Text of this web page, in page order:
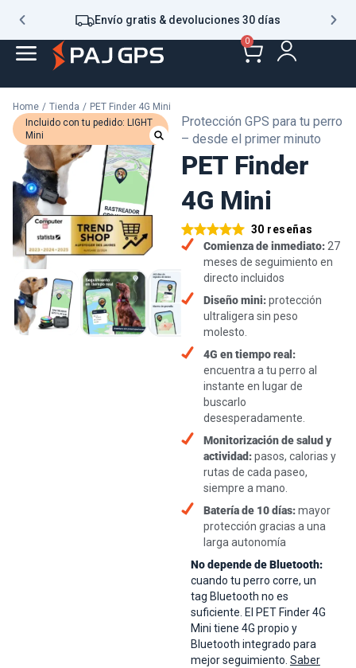
Envío gratis & devoluciones 30 días
0
Home / / PET Finder 4G Mini
Protección GPS para tu perro
– desde el primer minuto
PET Finder
4G Mini
30 reseñas
Comienza de inmediato: 27
meses de seguimiento en
directo incluidos
Diseño mini:protección
ultraligera sin peso
molesto.
4G en tiempo real:
encuentra a tu perro al
instante en lugar de
buscarlo
desesperadamente.
Monitorización de salud y
actividad:pasos, calorias y
rutas de cada paseo,
siempre a mano.
Batería de 10 días:mayor
protección gracias a una
larga autonomía
No depende de Bluetooth:
cuando tu perro corre, un
tag Bluetooth no es
suficiente. El PET Finder 4G
Mini tiene 4G propio y
Bluetooth integrado para
mejor seguimiento. Saber